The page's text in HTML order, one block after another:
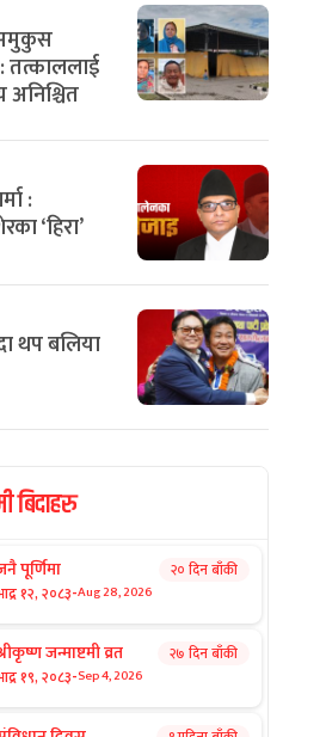
:
‘हिरा’
थप बलिया
बिदाहरु
पूर्णिमा
१२, २०८३-Aug 28, 2026
२० दिन बाँकी
जन्माष्टमी व्रत
१९, २०८३-Sep 4, 2026
२७ दिन बाँकी